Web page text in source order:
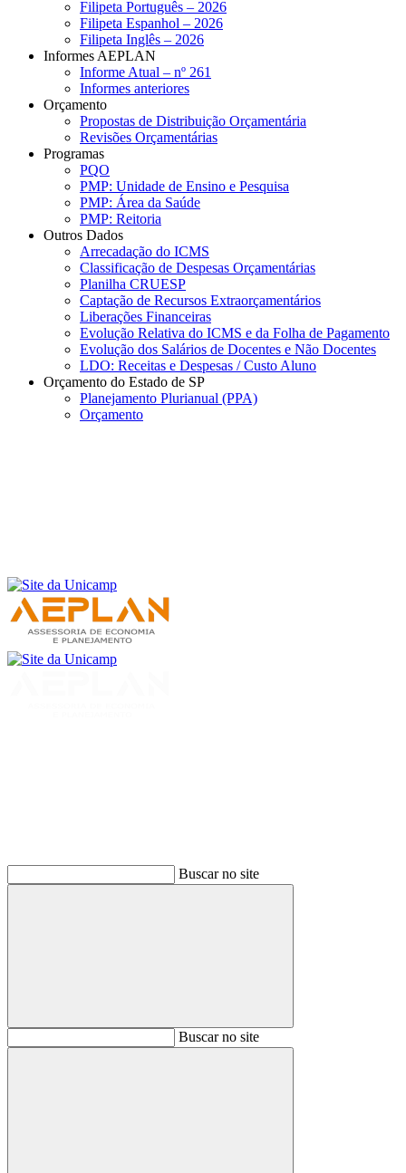
Filipeta Português – 2026
Filipeta Espanhol – 2026
Filipeta Inglês – 2026
Informes AEPLAN
Informe Atual – nº 261
Informes anteriores
Orçamento
Propostas de Distribuição Orçamentária
Revisões Orçamentárias
Programas
PQO
PMP: Unidade de Ensino e Pesquisa
PMP: Área da Saúde
PMP: Reitoria
Outros Dados
Arrecadação do ICMS
Classificação de Despesas Orçamentárias
Planilha CRUESP
Captação de Recursos Extraorçamentários
Liberações Financeiras
Evolução Relativa do ICMS e da Folha de Pagamento
Evolução dos Salários de Docentes e Não Docentes
LDO: Receitas e Despesas / Custo Aluno
Orçamento do Estado de SP
Planejamento Plurianual (PPA)
Orçamento
Buscar no site
BuscarBuscar no site